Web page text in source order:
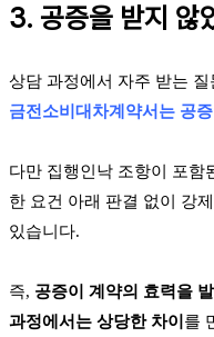
3. 공증을 받지 않
상담 과정에서 자주 받는 질
금전소비대차계약서는 공
다만 집행인낙 조항이 포함
한 요건 아래 판결 없이 강
있습니다.
즉, 공증이 계약의 효력을
과정에서는 상당한 차이 를